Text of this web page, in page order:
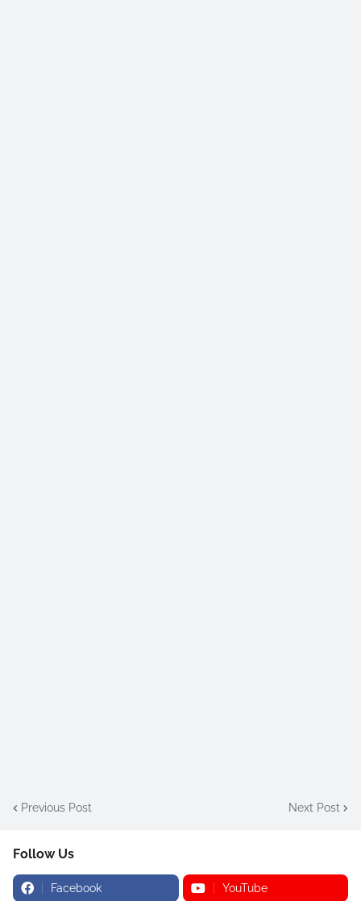
Previous Post Next Post
Follow Us
Facebook YouTube